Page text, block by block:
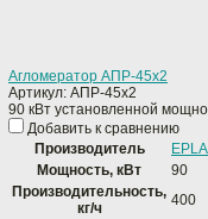
Агломератор АПР-45x2
Артикул: АПР-45x2
90 кВт установленной
Добавить к сравнению
Производитель
Мощность, кВт
90
Производительность,
кг/ч
400